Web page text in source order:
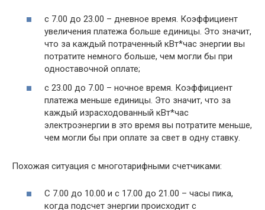
с 7.00 до 23.00 – дневное время. Коэффициент
увеличения платежа больше единицы. Это значит,
что за каждый потраченный кВт*час энергии вы
потратите немного больше, чем могли бы при
одноставочной оплате;
с 23.00 до 7.00 – ночное время. Коэффициент
платежа меньше единицы. Это значит, что за
каждый израсходованный кВт*час
электроэнергии в это время вы потратите меньше,
чем могли бы при оплате за свет в одну ставку.
Похожая ситуация с многотарифными счетчиками:
С 7.00 до 10.00 и с 17.00 до 21.00 – часы пика,
когда подсчет энергии происходит с